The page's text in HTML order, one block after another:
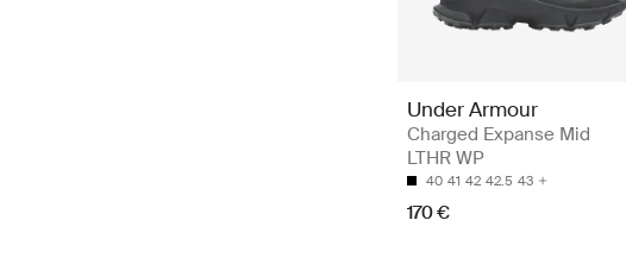
Under Armour
Charged Expanse Mid
LTHR WP
40 41 42 42.5 43
170 €